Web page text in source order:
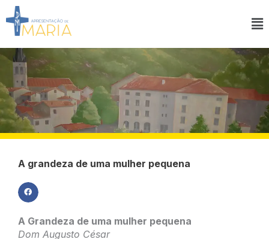
para
conteúdo
A grandeza de uma mulher pequena
A Grandeza de uma mulher pequena
Dom Augusto César